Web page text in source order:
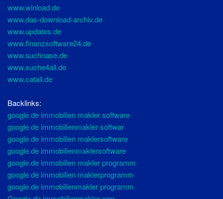
www.winload.de
www.das-download-archiv.de
www.updates.de
www.finanzsoftware24.de
www.suchnase.de
www.suche4all.de
www.catall.de
Backlinks:
google.de immobilien makler software
google.de immobilienmakler softwar
google.de immobilien maklersoftware
google.de immobilienmaklersoftware
google.de immobilien makler programm
google.de immobilien maklerprogramm
google.de immobilienmakler programm